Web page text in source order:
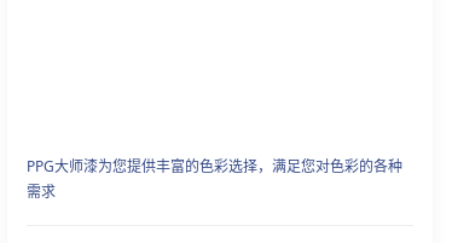
PPG大师漆为您提供丰富的色彩选择，满足您对色彩的各种
需求